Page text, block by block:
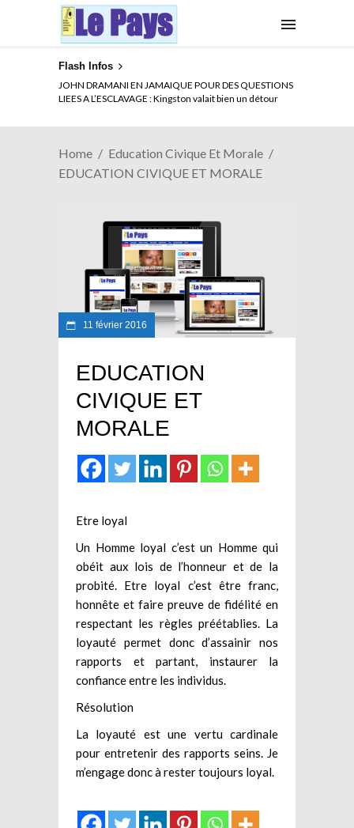
Flash Infos
JOHN DRAMANI EN JAMAIQUE POUR DES QUESTIONS
LIEES A L’ESCLAVAGE : Kingston valait bien un détour
Home
Education Civique Et Morale
EDUCATION CIVIQUE ET MORALE
11 février 2016
EDUCATION
CIVIQUE ET
MORALE
Etre loyal
Un Homme loyal c’est un Homme qui
obéit aux lois de l’honneur et de la
probité. Etre loyal c’est être franc,
honnête et faire preuve de fidélité en
respectant les règles préétablies. La
loyauté permet donc d’assainir nos
rapports et partant, instaurer la
confiance entre les individus.
Résolution
La loyauté est une vertu cardinale
pour entretenir des rapports seins. Je
m’engage donc à rester toujours loyal.